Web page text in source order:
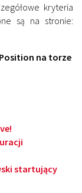
kryteria
są na stronie:
na torze
startujący